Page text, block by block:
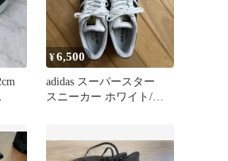
¥6,500
adidas スーパースター
スニーカー ホワイト/ブ